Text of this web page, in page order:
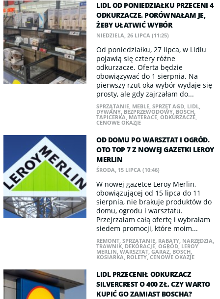
LIDL OD PONIEDZIAŁKU PRZECENI 4
ODKURZACZE. PORÓWNAŁAM JE,
ŻEBY UŁATWIĆ WYBÓR
NIEDZIELA, 26 LIPCA (11:25)
Od poniedziałku, 27 lipca, w Lidlu
pojawią się cztery różne
odkurzacze. Oferta będzie
obowiązywać do 1 sierpnia. Na
pierwszy rzut oka wybór wydaje się
prosty, ale gdy zajrzałam do...
SPRZĄTANIE, MEBLE,SPRZĘT AGD, LIDL,
DYWANY, BEZPRZEWODOWY, BOSCH,
TAPICERKA, MATERACE,ODKURZACZE,
CENOWE OKAZJE
OD DOMU PO WARSZTAT I OGRÓD.
OTO TOP 7 Z NOWEJ GAZETKI LEROY
MERLIN
ŚRODA, 15 LIPCA (10:46)
W nowej gazetce Leroy Merlin,
obowiązującej od 15 lipca do 11
sierpnia, nie brakuje produktów do
domu, ogrodu i warsztatu.
Przejrzałam całą ofertę i wybrałam
siedem promocji, które moim...
REMONT,SPRZĄTANIE, RABATY, NARZĘDZIA,
TRAWNIK, DEKORACJE,OGRÓD, LEROY
MERLIN,WARSZTAT,GARAŻ, BOSCH,
KOSIARKA, ROLETY,CENOWE OKAZJE
LIDL PRZECENIŁ ODKURZACZ
SILVERCREST O 400 ZŁ. CZY WARTO
KUPIĆ GO ZAMIAST BOSCHA?